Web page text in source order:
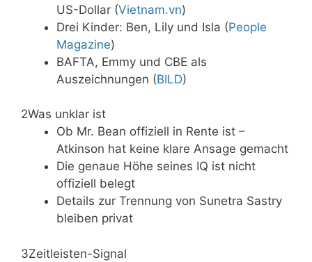
US-Dollar (Vietnam.vn)
Drei Kinder: Ben, Lily und Isla (People
Magazine)
BAFTA, Emmy und CBE als
Auszeichnungen (BILD)
2Was unklar ist
Ob Mr. Bean offiziell in Rente ist –
Atkinson hat keine klare Ansage gemacht
Die genaue Höhe seines IQ ist nicht
offiziell belegt
Details zur Trennung von Sunetra Sastry
bleiben privat
3Zeitleisten-Signal